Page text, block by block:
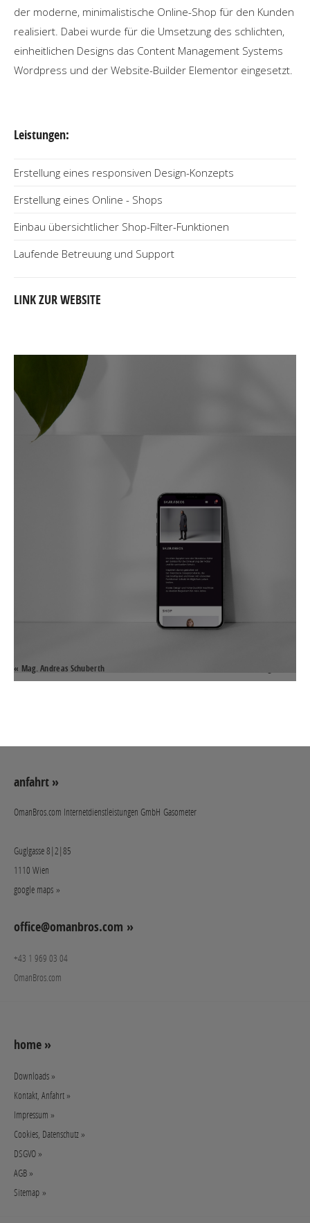
der moderne, minimalistische Online-Shop für den Kunden
realisiert. Dabei wurde für die Umsetzung des schlichten,
einheitlichen Designs das Content Management Systems
Wordpress und der Website-Builder Elementor eingesetzt.
Leistungen:
Erstellung eines responsiven Design-Konzepts
Erstellung eines Online - Shops
Einbau übersichtlicher Shop-Filter-Funktionen
Laufende Betreuung und Support
LINK ZUR WEBSITE
« Mag. Andreas Schuberth
anfahrt »
OmanBros.com Internetdienstleistungen GmbH Gasometer
Guglgasse 8|2|85
1110 Wien
google maps »
office@omanbros.com »
+43 1 969 03 04
OmanBros.com
home »
Downloads »
Kontakt, Anfahrt »
Impressum »
Cookies, Datenschutz »
DSGVO »
AGB »
Sitemap »